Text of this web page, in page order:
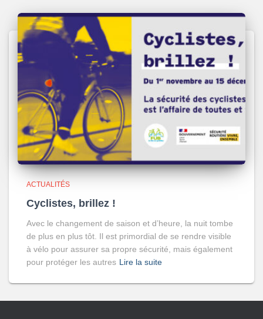
ACTUALITÉS
Cyclistes, brillez !
Avec le changement de saison et d’heure, la nuit tombe
de plus en plus tôt. Il est primordial de se rendre visible
à vélo pour assurer sa propre sécurité, mais également
pour protéger les autres Lire la suite